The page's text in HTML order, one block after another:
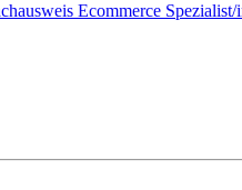
Ecommerce Spezialist/